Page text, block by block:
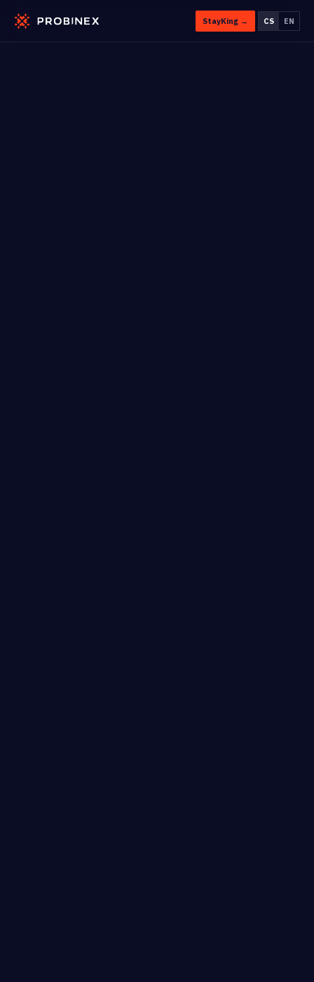
StayKing → CS EN